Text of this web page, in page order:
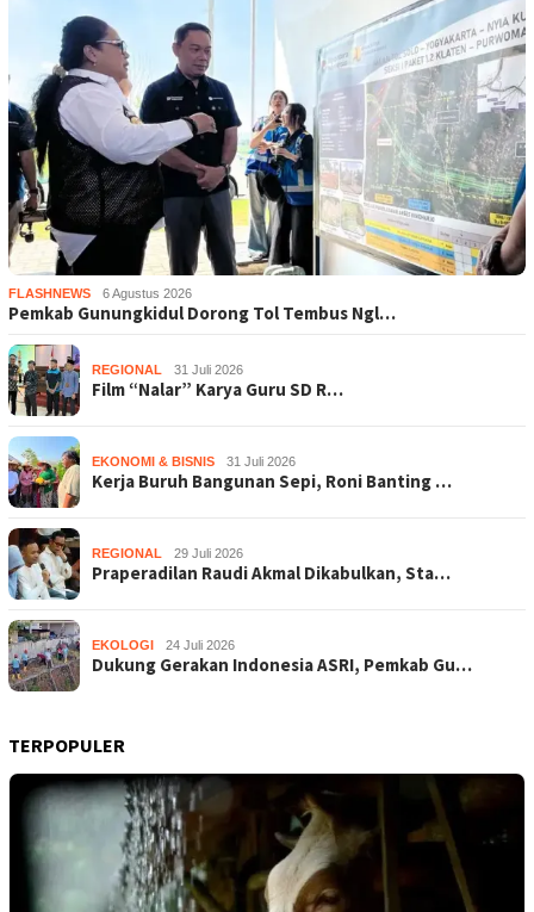
FLASHNEWS 6 Agustus 2026
Pemkab Gunungkidul Dorong Tol Tembus Ngl…
REGIONAL 31 Juli 2026
Film “Nalar” Karya Guru SD R…
EKONOMI & BISNIS 31 Juli 2026
Kerja Buruh Bangunan Sepi, Roni Banting …
REGIONAL 29 Juli 2026
Praperadilan Raudi Akmal Dikabulkan, Sta…
EKOLOGI 24 Juli 2026
Dukung Gerakan Indonesia ASRI, Pemkab Gu…
TERPOPULER